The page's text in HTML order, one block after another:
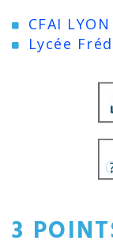
CFAI
Lycée
3